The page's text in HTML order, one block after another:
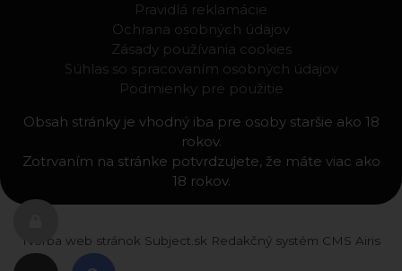
Pravidlá reklamácie
Ochrana osobných údajov
Zásady používania cookies
Súhlas so spracovaním osobných údajov
Podmienky pre použitie
Obsah stránky je vhodný iba pre osoby staršie ako 18
rokov.
Zotrvaním na stránke potvrdzujete, že máte viac ako
18 rokov.
Tvorba web stránok Subject.sk Redakčný systém CMS Airis